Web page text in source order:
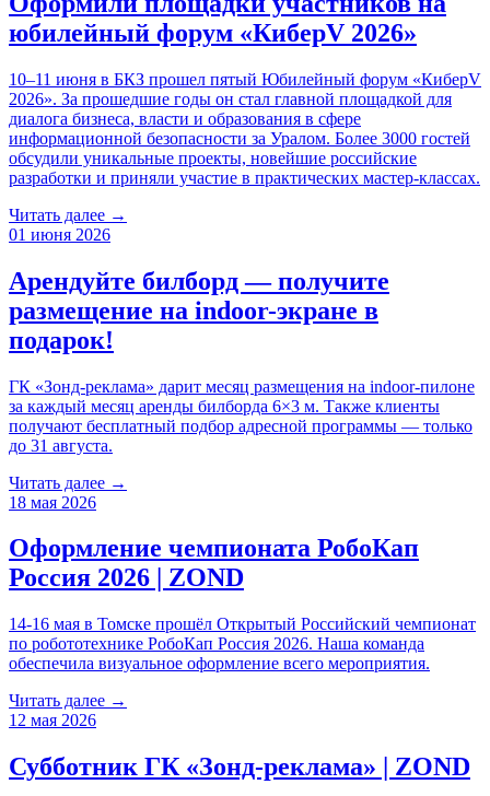
юбилейный форум «КиберV 2026»
10–11 июня в БКЗ прошел пятый Юбилейный форум «КиберV
2026». За прошедшие годы он стал главной площадкой для
диалога бизнеса, власти и образования в сфере
информационной безопасности за Уралом. Более 3000 гостей
обсудили уникальные проекты, новейшие российские
разработки и приняли участие в практических мастер-классах.
Читать далее →
01 июня 2026
Арендуйте билборд — получите
размещение на indoor-экране в
подарок!
ГК «Зонд-реклама» дарит месяц размещения на indoor-пилоне
за каждый месяц аренды билборда 6×3 м. Также клиенты
получают бесплатный подбор адресной программы — только
до 31 августа.
Читать далее →
18 мая 2026
Оформление чемпионата РобоКап
Россия 2026 | ZOND
14-16 мая в Томске прошёл Открытый Российский чемпионат
по робототехнике РобоКап Россия 2026. Наша команда
обеспечила визуальное оформление всего мероприятия.
Читать далее →
12 мая 2026
Субботник ГК «Зонд-реклама» | ZOND